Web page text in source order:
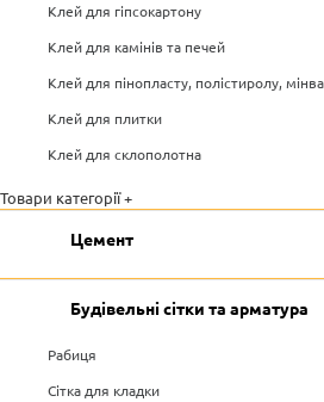
Клей для гіпсокартону
Клей для камінів та печей
Клей для пінопласту, полістиролу,
Клей для плитки
Клей для склополотна
Товари категорії +
Цемент
Будівельні сітки та арматура
Рабиця
Сітка для кладки